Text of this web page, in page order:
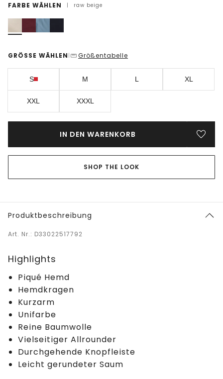
FARBE WÄHLEN | raw beige
GRÖSSE WÄHLEN | Größentabelle
S M L XL
XXL XXXL
IN DEN WARENKORB
SHOP THE LOOK
Produktbeschreibung
Art. Nr.: D33022517792
Highlights
Piqué Hemd
Hemdkragen
Kurzarm
Unifarbe
Reine Baumwolle
Vielseitiger Allrounder
Durchgehende Knopfleiste
Leicht gerundeter Saum